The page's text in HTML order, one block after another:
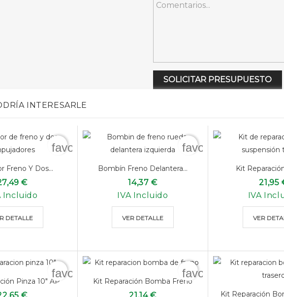
SOLICITAR PRESUPUESTO
INTERESARLE
Freno Y Dos...
€
Incluido
DETALLE
favorite_border
Bombín Freno Delantera...
14,37 €
IVA Incluido
VER DETALLE
favorite_border
Kit
21,95
IVA
VER
Pinza 10" AP
favorite_border
Kit Reparación Bomba Freno
favorite_border
Kit Reparación